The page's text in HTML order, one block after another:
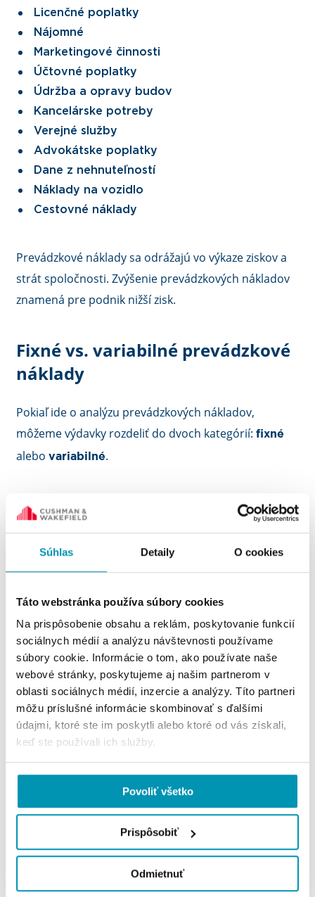
Súhlas Detaily O cookies
Táto webstránka používa súbory cookies
Na prispôsobenie obsahu a reklám, poskytovanie funkcií
sociálnych médií a analýzu návštevnosti používame
súbory cookie. Informácie o tom, ako používate naše
webové stránky, poskytujeme aj našim partnerom v
oblasti sociálnych médií, inzercie a analýzy. Títo partneri
môžu príslušné informácie skombinovať s ďalšími
údajmi, ktoré ste im poskytli alebo ktoré od vás získali,
keď ste používali ich služby.
Povoliť všetko
Prispôsobiť
Odmietnuť
Licenčné poplatky
Nájomné
Marketingové činnosti
Účtovné poplatky
Údržba a opravy budov
Kancelárske potreby
Verejné služby
Advokátske poplatky
Dane z nehnuteľností
Náklady na vozidlo
Cestovné náklady
Prevádzkové náklady sa odrážajú vo výkaze ziskov a
strát spoločnosti. Zvýšenie prevádzkových nákladov
znamená pre podnik nižší zisk.
Fixné vs. variabilné prevádzkové
náklady
Pokiaľ ide o analýzu prevádzkových nákladov,
môžeme výdavky rozdeliť do dvoch kategórií: fixné
alebo variabilné.
Fixné náklady
zostávajú rovnaké bez ohľadu na
úroveň výroby, zatiaľ čovariabilné nákladysa líšia
podľa počtu produktov alebo služieb, ktoré
spoločnosť vyrába.
Napríklad, fixné náklady zahŕňajú nájomné, lízingové
platby a náklady na poistenie, zatiaľ čo práca a
provízie z predaja sú variabilné náklady.
Pochopiť rozdiel môžeme aj na tomto príklade: Mzda
pre zamestnanca na plný úväzok je fixným nákladom
na montážnej linke môže byť identifikovaná ako